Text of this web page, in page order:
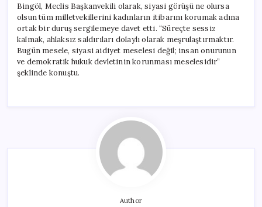
Bingöl, Meclis Başkanvekili olarak, siyasi görüşü ne olursa
olsun tüm milletvekillerini kadınların itibarını korumak adına
ortak bir duruş sergilemeye davet etti. “Süreçte sessiz
kalmak, ahlaksız saldırıları dolaylı olarak meşrulaştırmaktır.
Bugün mesele, siyasi aidiyet meselesi değil; insan onurunun
ve demokratik hukuk devletinin korunması meselesidir”
şeklinde konuştu.
Author